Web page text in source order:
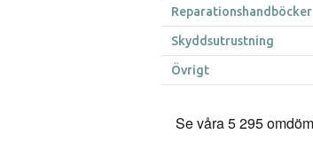
Reparationshandböcker
Skyddsutrustning
Övrigt